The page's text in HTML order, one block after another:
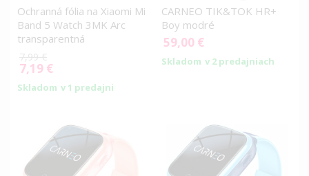
Ochranná fólia na Xiaomi Mi
Band 5 Watch 3MK Arc
transparentná
7,99 €
Special
7,19 €
Skladom v 1 predajni
CARNEO TIK&TOK HR+
Boy modré
59,00 €
Skladom v 2 predajniach